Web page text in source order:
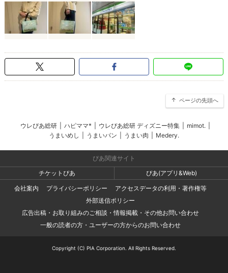
ページの先頭へ
ウレぴあ総研 ハピママ* ウレぴあ総研 ディズニー特集 mimot.
うまいめし
うまいパン うまい肉 Medery.
ぴあ関連サイト
チケットぴあ
ぴあ(アプリ&Web)
会社案内
プライバシーポリシー
アクセスデータの利用・著作権等
外部送信ポリシー
広告出稿・お取り組みのご相談・情報掲載・その他お問い合わせ
一般の読者の方・ユーザーの方からのお問い合わせ
Copyright (C) PIA Corporation. All Rights Reserved.